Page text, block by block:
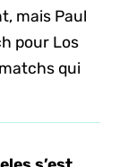
mais Paul
pour Los
qui